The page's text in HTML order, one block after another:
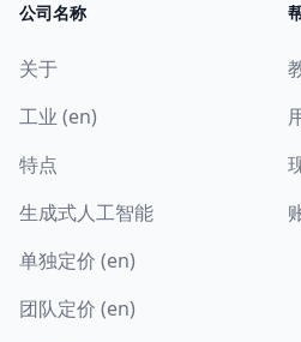
公司名称
关于
工业 (en)
特点
生成式人工智能
单独定价 (en)
团队定价 (en)